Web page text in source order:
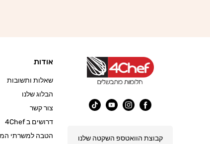
פייסבוקאינסטגרם
יוטיוב
טיק
קבוצת הוואטספ השקטה שלנו
אודות
שאלות ותשובות
הבלוג שלנו
צור קשר
דרושים ב 4Chef
הטבה למשרתי